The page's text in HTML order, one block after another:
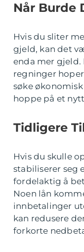
Når Burde
Hvis du sliter
gjeld, kan det
enda mer gjeld.
regninger
søke
hoppe på et
Tidligere
Hvis du skulle
stabiliserer seg
fordelaktig å
Noen lån
innbetalinger
kan redusere
forkorte